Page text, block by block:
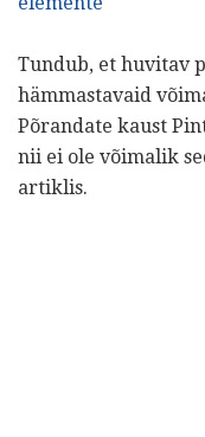
Tundub, et huvitav
hämmastavaid
Põrandate kaust
nii ei ole võimalik
artiklis.